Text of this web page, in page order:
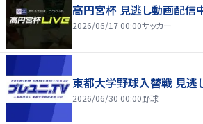
高円宮杯 見逃し動画配信
2026/06/17 00:00サッカー
東都大学野球入替戦 見逃
2026/06/30 00:00野球